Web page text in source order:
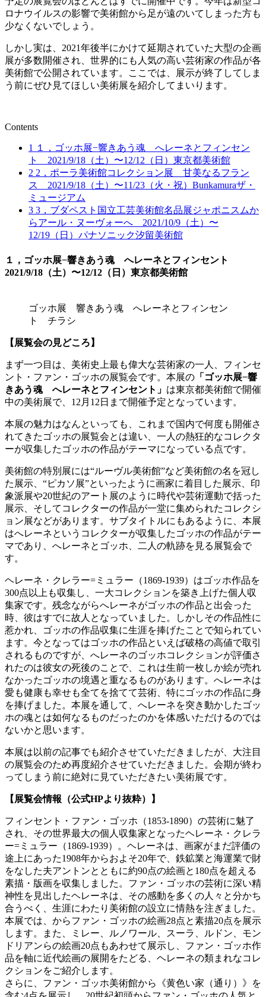
ロナウイルスの影響で美術館から足が遠のいてしまった方も
少なくないでしょう。
しかし実は、2021年後半にかけて延期されていた大型の企画
展が多数開催され、世界的にも人気の高い芸術家の作品が各
美術館で公開されています。ここでは、展示が終了してしま
う前にぜひ見てほしい美術展を紹介してまいります。
Contents
1
１，ゴッホ展−響きあう魂 へレーネとフィンセン
ト 2021/9/18（土）〜12/12（日）東京都美術館
2 2，ポーラ美術館コレクション展 甘美なるフラン
ス 2021/9/18（土）〜11/23（火・祝）Bunkamuraザ・
ミュージアム
3 3，ブダペスト国立工芸美術館名品展ジャポニスムか
らアール・ヌーヴォーへ 2021/10/9（土）〜
12/19（日）パナソニック汐留美術館
１，ゴッホ展−響きあう魂 へレーネとフィンセント
2021/9/18（土）〜12/12（日）東京都美術館
ゴッホ展 響きあう魂 へレーネとフィンセン
ト チラシ
【展覧会の見どころ】
まず一つ目は、美術史上最も偉大な芸術家の一人、フィンセ
ント・ファン・ゴッホの展覧会です。本展の 「ゴッホ展−響
きあう魂 へレーネとフィンセント」 は東京都美術館で開催
中の美術展で、12月12日まで開催予定となっています。
本展の魅力はなんといっても、これまで国内で何度も開催さ
れてきたゴッホの展覧会とは違い、一人の熱狂的なコレクタ
ーが収集したゴッホの作品がテーマになっている点です。
美術館の特別展には“ルーヴル美術館”など美術館の名を冠し
た展示、“ピカソ展”といったように画家に着目した展示、印
象派展や20世紀のアート展のように時代や芸術運動で括った
展示、そしてコレクターの作品が一堂に集められたコレクシ
ョン展などがあります。サブタイトルにもあるように、本展
はへレーネというコレクターが収集したゴッホの作品がテー
マであり、へレーネとゴッホ、二人の軌跡を見る展覧会で
す。
ヘレーネ・クレラー=ミュラー（1869-1939）はゴッホ作品を
300点以上も収集し、一大コレクションを築き上げた個人収
集家です。残念ながらへレーネがゴッホの作品と出会った
時、彼はすでに故人となっていました。しかしその作品性に
惹かれ、ゴッホの作品収集に生涯を捧げたことで知られてい
ます。今となってはゴッホの作品といえば破格の高値で取引
されるものですが、へレーネのゴッホコレクションが評価さ
れたのは彼女の死後のことで、これは生前一枚しか絵が売れ
なかったゴッホの境遇と重なるものがあります。へレーネは
愛も健康も幸せも全てを捨てて芸術、特にゴッホの作品に身
を捧げました。本展を通して、へレーネを突き動かしたゴッ
ホの魂とは如何なるものだったのかを体感いただけるのでは
ないかと思います。
本展は以前の記事でも紹介させていただきましたが、大注目
の展覧会のため再度紹介させていただきました。会期が終わ
ってしまう前に絶対に見ていただきたい美術展です。
【展覧会情報（公式HPより抜粋）】
フィンセント・ファン・ゴッホ（1853-1890）の芸術に魅了
され、その世界最大の個人収集家となったヘレーネ・クレラ
ー=ミュラー（1869-1939）。ヘレーネは、画家がまだ評価の
途上にあった1908年からおよそ20年で、鉄鉱業と海運業で財
をなした夫アントンとともに約90点の絵画と180点を超える
素描・版画を収集しました。ファン・ゴッホの芸術に深い精
神性を見出したヘレーネは、その感動を多くの人々と分かち
合うべく、生涯にわたり美術館の設立に情熱を注ぎました。
本展では、からファン・ゴッホの絵画28点と素描20点を展示
します。また、ミレー、ルノワール、スーラ、ルドン、モン
ドリアンらの絵画20点もあわせて展示し、ファン・ゴッホ作
品を軸に近代絵画の展開をたどる、ヘレーネの類まれなコレ
クションをご紹介します。
さらに、ファン・ゴッホ美術館から《黄色い家（通り）》を